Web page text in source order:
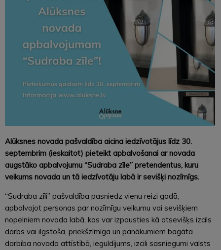
Alūksnes novada pašvaldība aicina iedzīvotājus līdz 30.
septembrim (ieskaitot) pieteikt apbalvošanai ar novada
augstāko apbalvojumu “Sudraba zīle” pretendentus, kuru
veikums novada un tā iedzīvotāju labā ir sevišķi nozīmīgs.
“Sudraba zīli” pašvaldība pasniedz vienu reizi gadā,
apbalvojot personas par nozīmīgu veikumu vai sevišķiem
nopelniem novada labā, kas var izpausties kā atsevišķs izcils
darbs vai ilgstoša, priekšzīmīga un panākumiem bagāta
darbība novada attīstībā, ieguldījums, izcili sasniegumi valsts